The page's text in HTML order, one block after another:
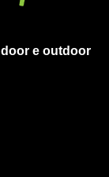
e outdoor